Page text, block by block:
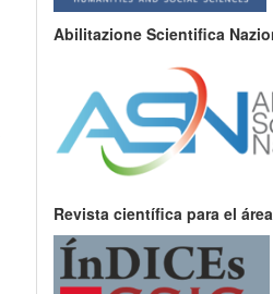
Abilitazione Scientifica
Revista científica para el